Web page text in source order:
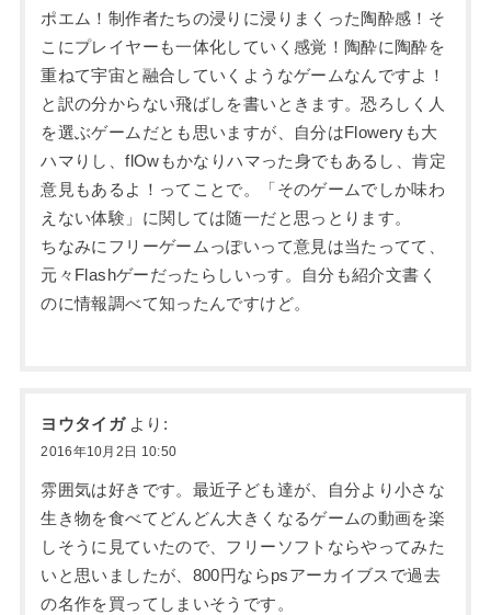
ポエム！制作者たちの浸りに浸りまくった陶酔感！そ
こにプレイヤーも一体化していく感覚！陶酔に陶酔を
重ねて宇宙と融合していくようなゲームなんですよ！
と訳の分からない飛ばしを書いときます。恐ろしく人
を選ぶゲームだとも思いますが、自分はFloweryも大
ハマりし、flOwもかなりハマった身でもあるし、肯定
意見もあるよ！ってことで。「そのゲームでしか味わ
えない体験」に関しては随一だと思っとります。
ちなみにフリーゲームっぽいって意見は当たってて、
元々Flashゲーだったらしいっす。自分も紹介文書く
のに情報調べて知ったんですけど。
ヨウタイガ より:
2016年10月2日 10:50
雰囲気は好きです。最近子ども達が、自分より小さな
生き物を食べてどんどん大きくなるゲームの動画を楽
しそうに見ていたので、フリーソフトならやってみた
いと思いましたが、800円ならpsアーカイブスで過去
の名作を買ってしまいそうです。